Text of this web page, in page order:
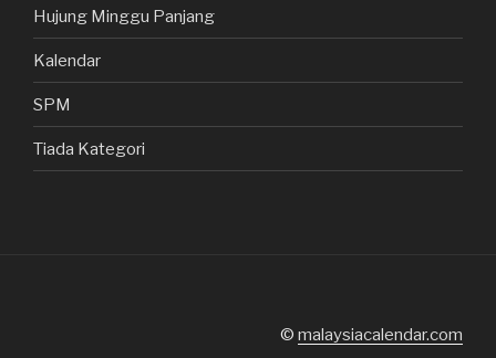
Hujung Minggu Panjang
Kalendar
SPM
Tiada Kategori
© malaysiacalendar.com